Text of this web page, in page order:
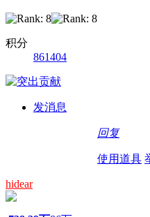
积分
861404
发消息
回复
使用道具
hidear